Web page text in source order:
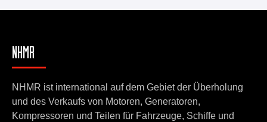
NHMR
NHMR ist international auf dem Gebiet der Überholung
und des Verkaufs von Motoren, Generatoren,
Kompressoren und Teilen für Fahrzeuge, Schiffe und